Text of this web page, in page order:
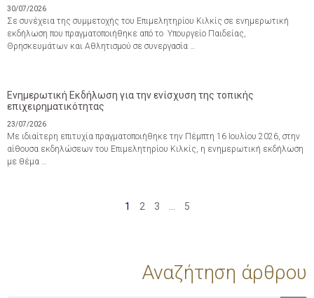
30/07/2026
Σε συνέχεια της συμμετοχής του Επιμελητηρίου Κιλκίς σε ενημερωτική
εκδήλωση που πραγματοποιήθηκε από το Υπουργείο Παιδείας,
Θρησκευμάτων και Αθλητισμού σε συνεργασία …
Ενημερωτική Εκδήλωση για την ενίσχυση της τοπικής
επιχειρηματικότητας
23/07/2026
Με ιδιαίτερη επιτυχία πραγματοποιήθηκε την Πέμπτη 16 Ιουλίου 2026, στην
αίθουσα εκδηλώσεων του Επιμελητηρίου Κιλκίς, η ενημερωτική εκδήλωση
με θέμα …
1 2 3 5
Αναζήτηση άρθρου